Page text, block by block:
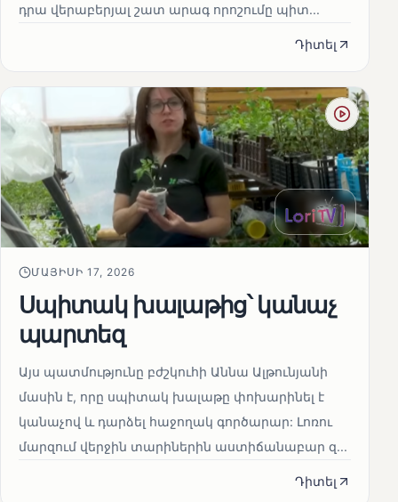
դրա վերաբերյալ շատ արագ որոշումը պիտ...
Դիտել
ՄԱՅԻՍԻ 17, 2026
Սպիտակ խալաթից՝ կանաչ
պարտեզ
Այս պատմությունը բժշկուհի Աննա Ալթունյանի
մասին է, որը սպիտակ խալաթը փոխարինել է
կանաչով և դարձել հաջողակ գործարար: Լոռու
մարզում վերջին տարիներին աստիճանաբար զ...
Դիտել